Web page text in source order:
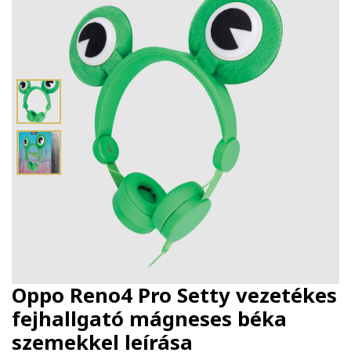
Oppo Reno4 Pro Setty vezetékes
fejhallgató mágneses béka
szemekkel leírása